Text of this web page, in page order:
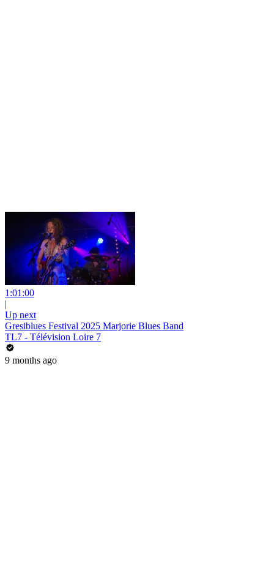
1:01:00
|
Up next
Gresiblues Festival 2025 Marjorie Blues Band
TL7 - Télévision Loire 7
9 months ago